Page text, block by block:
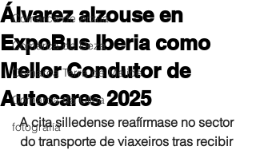
Comarca de Arzúa
Comarca de Deza
Comarca Terra de Melide
Comarca da Ulloa
fotografía
Álvarez alzouse en
ExpoBus Iberia como
Mellor Condutor de
Autocares 2025
A cita silledense reafírmase no sector
do transporte de viaxeiros tras recibir